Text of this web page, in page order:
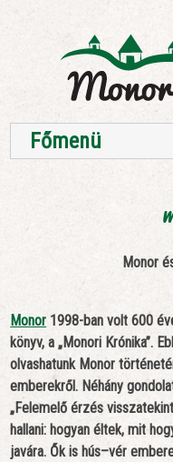
Főmenü
Monor
Monor 1998-ban volt 600
könyv, a „Monori Krónika”.
olvashatunk Monor
emberekről. Néhány
„Felemelő érzés
hallani: hogyan éltek, mit
javára. Ők is hús–vér